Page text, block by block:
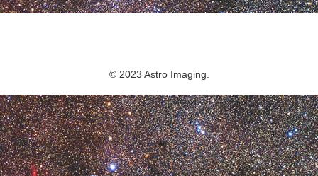
© 2023 Astro Imaging.